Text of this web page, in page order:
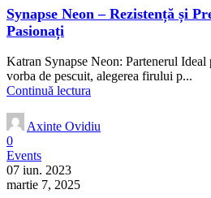
Synapse Neon – Rezistență și
Pasionați
Katran Synapse Neon: Partenerul
vorba de pescuit, alegerea firului p...
Continuă lectura
Axinte Ovidiu
0
Events
07 iun. 2023
martie 7, 2025